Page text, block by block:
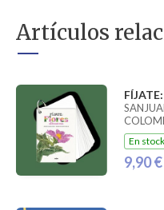
Artículos
En stock
9,90 €